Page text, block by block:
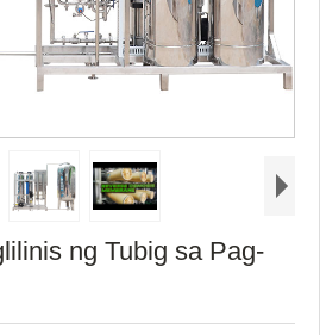
ng Tubig sa Pag-